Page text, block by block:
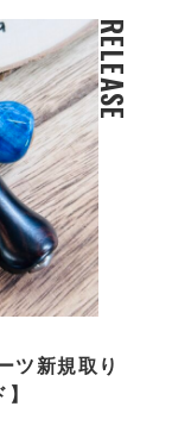
RELEASE
ツ新規取り